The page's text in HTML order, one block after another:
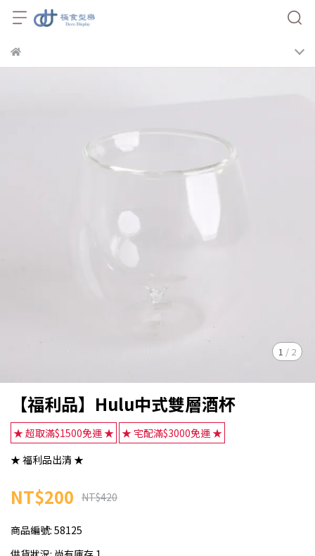
1 / 2
【福利品】Hulu中式雙層酒杯
★ 超取滿$1500免運 ★ ★ 宅配滿$3000免運 ★
★ 福利品出清 ★
NT$200 NT$420
商品編號: 58125